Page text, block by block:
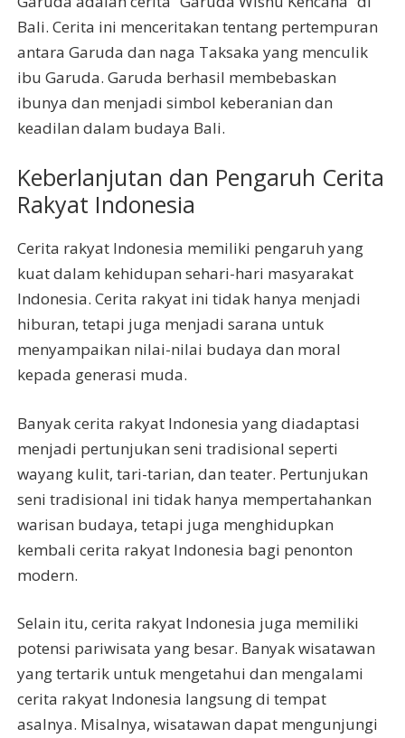
Bali. Cerita ini menceritakan tentang pertempuran
antara Garuda dan naga Taksaka yang menculik
ibu Garuda. Garuda berhasil membebaskan
ibunya dan menjadi simbol keberanian dan
keadilan dalam budaya Bali.
Keberlanjutan dan Pengaruh Cerita
Rakyat Indonesia
Cerita rakyat Indonesia memiliki pengaruh yang
kuat dalam kehidupan sehari-hari masyarakat
Indonesia. Cerita rakyat ini tidak hanya menjadi
hiburan, tetapi juga menjadi sarana untuk
menyampaikan nilai-nilai budaya dan moral
kepada generasi muda.
Banyak cerita rakyat Indonesia yang diadaptasi
menjadi pertunjukan seni tradisional seperti
wayang kulit, tari-tarian, dan teater. Pertunjukan
seni tradisional ini tidak hanya mempertahankan
warisan budaya, tetapi juga menghidupkan
kembali cerita rakyat Indonesia bagi penonton
modern.
Selain itu, cerita rakyat Indonesia juga memiliki
potensi pariwisata yang besar. Banyak wisatawan
yang tertarik untuk mengetahui dan mengalami
cerita rakyat Indonesia langsung di tempat
asalnya. Misalnya, wisatawan dapat mengunjungi